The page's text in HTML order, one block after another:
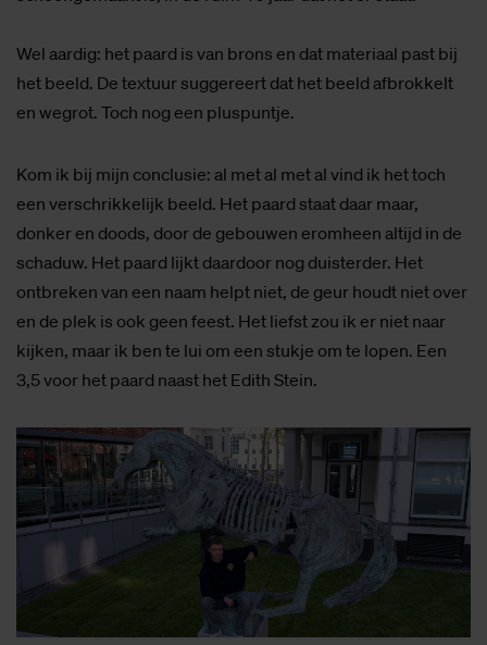
Wel aardig: het paard is van brons en dat materiaal past bij
het beeld. De textuur suggereert dat het beeld afbrokkelt
en wegrot. Toch nog een pluspuntje.
Kom ik bij mijn conclusie: al met al met al vind ik het toch
een verschrikkelijk beeld. Het paard staat daar maar,
donker en doods, door de gebouwen eromheen altijd in de
schaduw. Het paard lijkt daardoor nog duisterder. Het
ontbreken van een naam helpt niet, de geur houdt niet over
en de plek is ook geen feest. Het liefst zou ik er niet naar
kijken, maar ik ben te lui om een stukje om te lopen. Een
3,5 voor het paard naast het Edith Stein.